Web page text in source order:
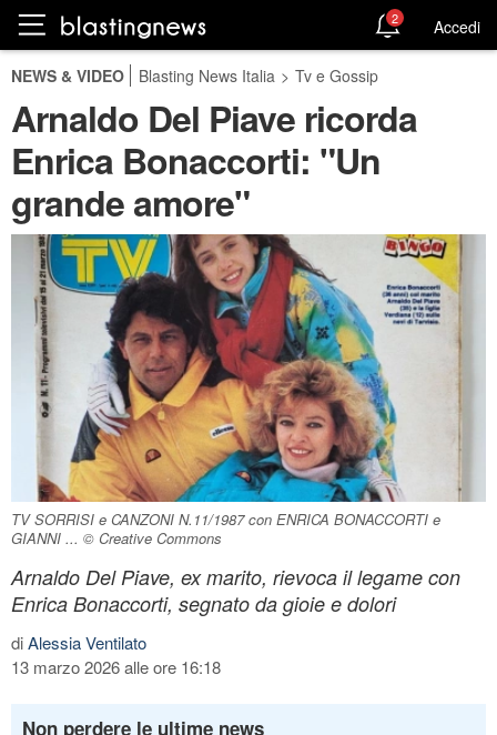
2 Accedi
NEWS & VIDEO Blasting News Italia > Tv e Gossip
Arnaldo Del Piave ricorda
Enrica Bonaccorti: "Un
grande amore"
TV SORRISI e CANZONI N.11/1987 con ENRICA BONACCORTI e
GIANNI ... © Creative Commons
Arnaldo Del Piave, ex marito, rievoca il legame con
Enrica Bonaccorti, segnato da gioie e dolori
diAlessia Ventilato
13 marzo 2026 alle ore 16:18
Non perdere le ultime news